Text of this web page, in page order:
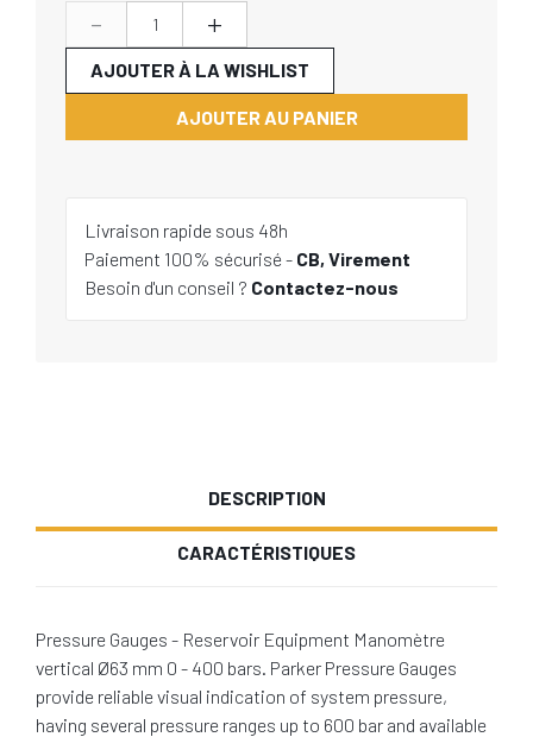
- +
AJOUTER AU PANIER
AJOUTER À LA WISHLIST
Livraison rapide sous 48h
Paiement 100% sécurisé - CB, Virement
Besoin d'un conseil ? Contactez-nous
DESCRIPTION
CARACTÉRISTIQUES
Pressure Gauges - Reservoir Equipment Manomètre
vertical Ø63 mm 0 - 400 bars. Parker Pressure Gauges
provide reliable visual indication of system pressure,
having several pressure ranges up to 600 bar and available